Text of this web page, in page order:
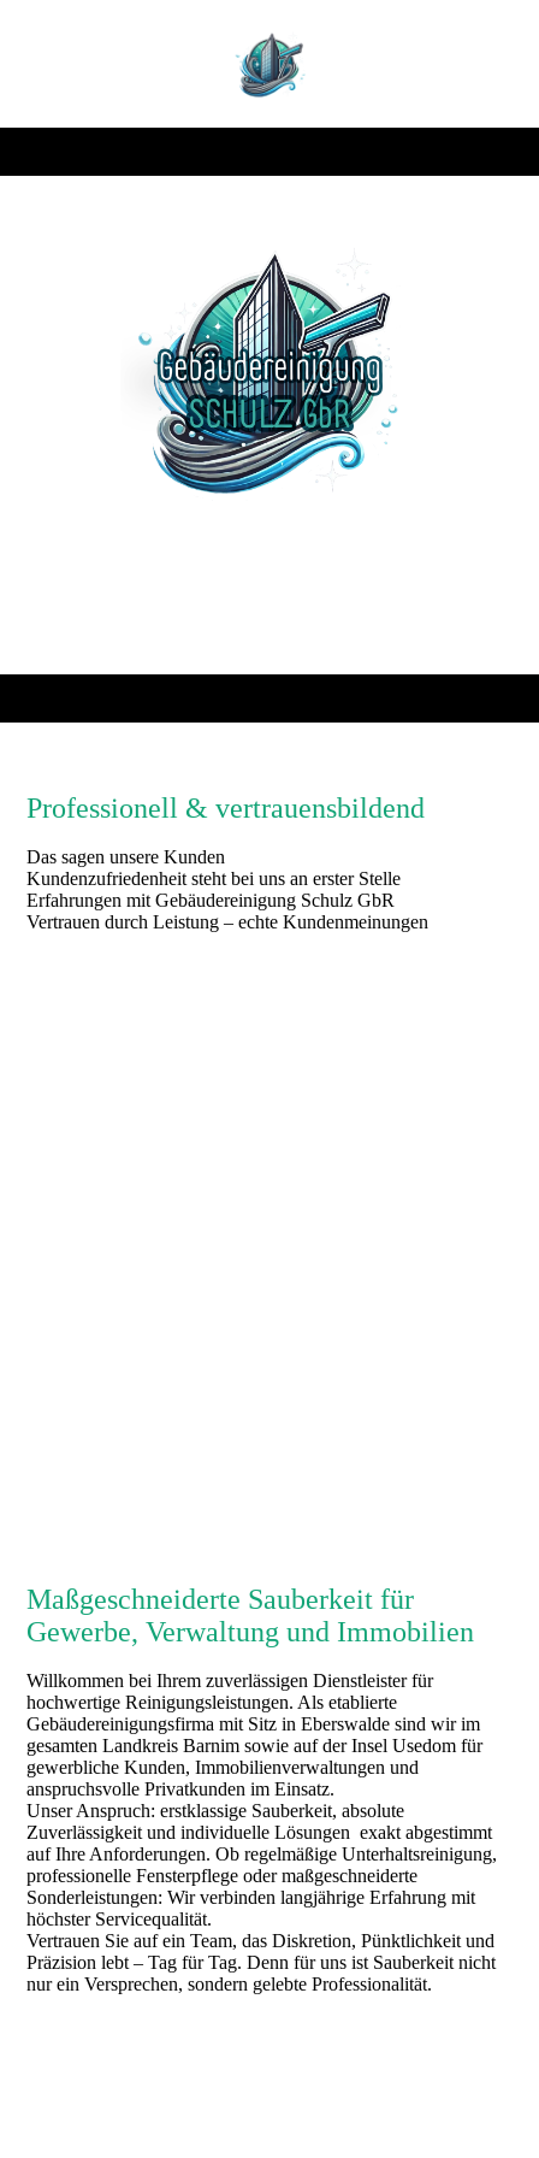
Professionell & vertrauensbildend
Das sagen unsere Kunden
Kundenzufriedenheit steht bei uns an erster Stelle
Erfahrungen mit Gebäudereinigung Schulz GbR
Vertrauen durch Leistung – echte Kundenmeinungen
Maßgeschneiderte Sauberkeit für
Gewerbe, Verwaltung und Immobilien
Willkommen bei Ihrem zuverlässigen Dienstleister für
hochwertige Reinigungsleistungen. Als etablierte
Gebäudereinigungsfirma mit Sitz in Eberswalde sind wir im
gesamten Landkreis Barnim sowie auf der Insel Usedom für
gewerbliche Kunden, Immobilienverwaltungen und
anspruchsvolle Privatkunden im Einsatz.
Unser Anspruch: erstklassige Sauberkeit, absolute
Zuverlässigkeit und individuelle Lösungen exakt abgestimmt
auf Ihre Anforderungen. Ob regelmäßige Unterhaltsreinigung,
professionelle Fensterpflege oder maßgeschneiderte
Sonderleistungen: Wir verbinden langjährige Erfahrung mit
höchster Servicequalität.
Vertrauen Sie auf ein Team, das Diskretion, Pünktlichkeit und
Präzision lebt – Tag für Tag. Denn für uns ist Sauberkeit nicht
nur ein Versprechen, sondern gelebte Professionalität.